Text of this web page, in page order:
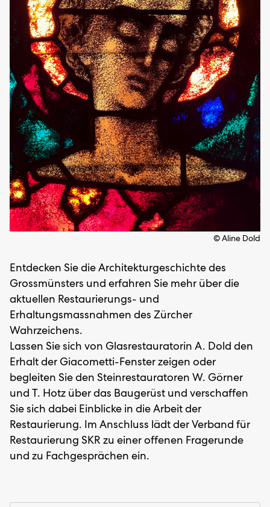
© Aline Dold
Entdecken Sie die Architekturgeschichte des
Grossmünsters und erfahren Sie mehr über die
aktuellen Restaurierungs- und
Erhaltungsmassnahmen des Zürcher
Wahrzeichens.
Lassen Sie sich von Glasrestauratorin A. Dold den
Erhalt der Giacometti-Fenster zeigen oder
begleiten Sie den Steinrestauratoren W. Görner
und T. Hotz über das Baugerüst und verschaffen
Sie sich dabei Einblicke in die Arbeit der
Restaurierung. Im Anschluss lädt der Verband für
Restaurierung SKR zu einer offenen Fragerunde
und zu Fachgesprächen ein.